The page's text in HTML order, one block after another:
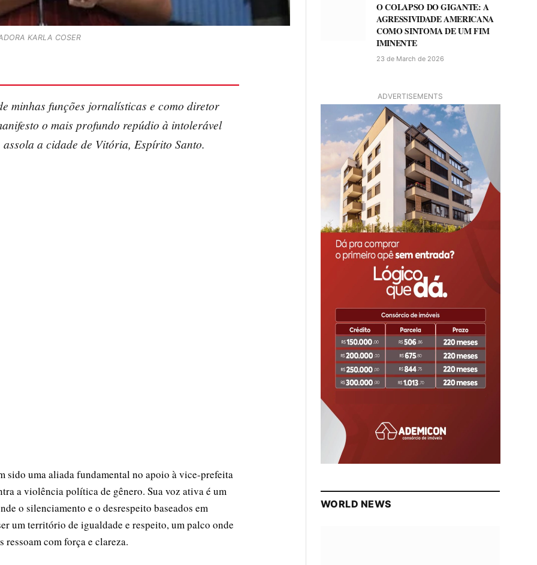
KARLA COSER
minhas funções jornalísticas e como diretor
o mais profundo repúdio à intolerável
a cidade de Vitória, Espírito Santo.
sido uma aliada fundamental no apoio à vice-prefeita
a violência política de gênero. Sua voz ativa é um
o silenciamento e o desrespeito baseados em
um território de igualdade e respeito, um palco onde
ressoam com força e clareza.
O COLAPSO DO GIGANTE: A
AGRESSIVIDADE AMERICANA
COMO SINTOMA DE UM FIM
IMINENTE
23 de March de 2026
ADVERTISEMENTS
WORLD NEWS